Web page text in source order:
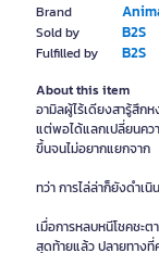
Brand
Sold by B2S
Fulfilled by B2S
About this item
อามิลผู้ไร้เดียงสารู้สึก
แต่พอได้แลกเปลี่ยนคว
ขึ้นจนไม่อยากแยกจาก
ทว่า การไล่ล่าก็ยังดำเ
เมื่อการหลบหนีโชคชะต
สุดท้ายแล้ว ปลายทางที่